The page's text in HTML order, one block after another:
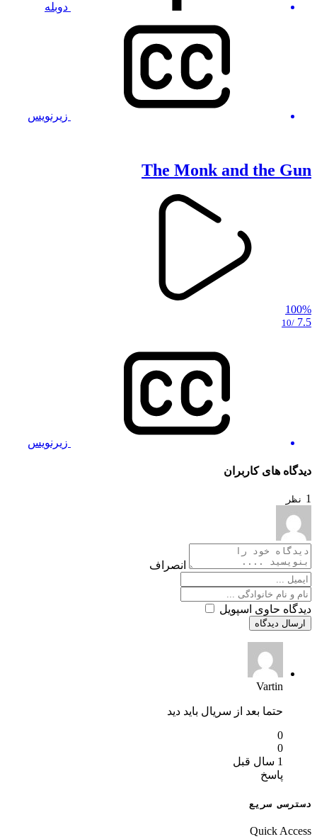
دوبله
زیرنویس
The Monk and the Gun
100%
7.5
/10
زیرنویس
دیدگاه های کاربران
1 نظر
انصراف
دیدگاه حاوی اسپویل
ارسال دیدگاه
Vartin
حتما بعد از سریال باید دید
0
0
1 سال قبل
پاسخ
دسترسی سریع
Quick Access